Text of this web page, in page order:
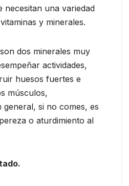
necesitan una variedad
y minerales.
dos minerales muy
actividades,
huesos fuertes e
músculos,
general, si no comes, es
o aturdimiento al